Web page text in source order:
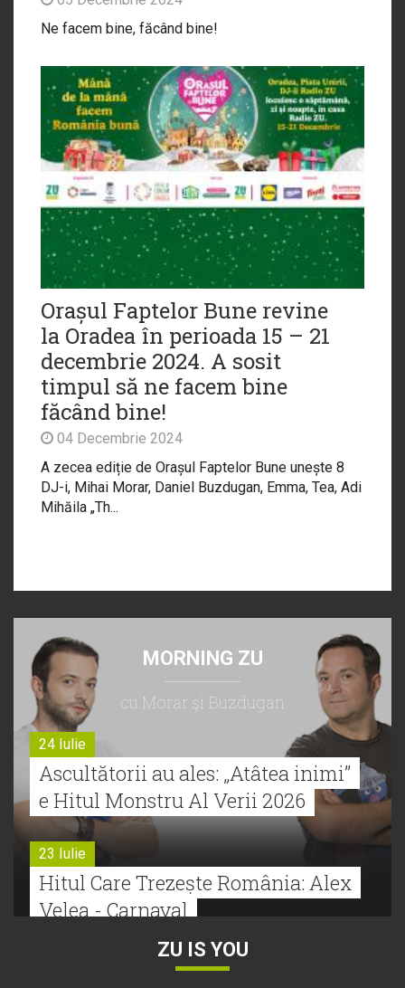
Ne facem bine, făcând bine!
Orașul Faptelor Bune revine
la Oradea în perioada 15 – 21
decembrie 2024. A sosit
timpul să ne facem bine
făcând bine!
04 Decembrie 2024
A zecea ediție de Orașul Faptelor Bune unește 8
DJ-i, Mihai Morar, Daniel Buzdugan, Emma, Tea, Adi
Mihăila „Th...
MORNING ZU
cu Morar şi Buzdugan
24 Iulie
Ascultătorii au ales: „Atâtea inimi”
e Hitul Monstru Al Verii 2026
23 Iulie
Hitul Care Trezește România: Alex
Velea - Carnaval
ZU IS YOU